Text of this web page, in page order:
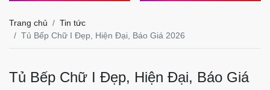
Trang chủ
Tin tức
Tủ Bếp Chữ I Đẹp, Hiện Đại, Báo Giá 2026
Tủ Bếp Chữ I Đẹp, Hiện Đại, Báo Giá